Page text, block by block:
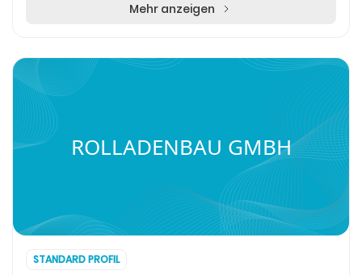
Mehr anzeigen
ROLLADENBAU GMBH
STANDARD PROFIL